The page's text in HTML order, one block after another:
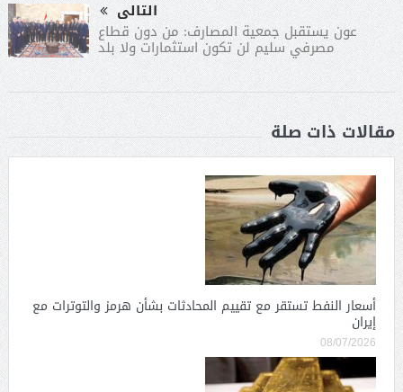
التالى
عون يستقبل جمعية المصارف: من دون قطاع
مصرفي سليم لن تكون استثمارات ولا بلد
مقالات ذات صلة
أسعار النفط تستقر مع تقييم المحادثات بشأن هرمز والتوترات مع
إيران
08/07/2026